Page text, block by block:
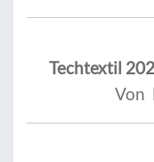
Techtextil
Von